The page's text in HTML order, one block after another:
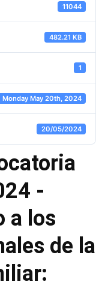
11044
482.21 KB
1
Monday May 20th, 2024
20/05/2024
-
a los
de la